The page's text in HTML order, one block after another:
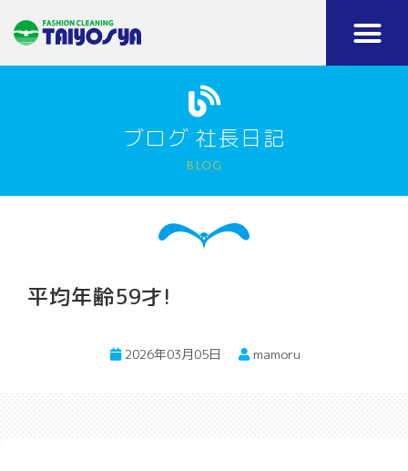
ブログ 社長日記
blog
平均年齢59才!
2026年03月05日 mamoru